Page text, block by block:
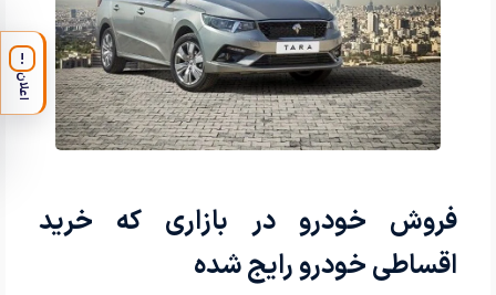
فروش خودرو در بازاری که خرید
اقساطی خودرو رایج شده
!
اعلان